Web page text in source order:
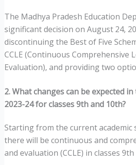
The Madhya Pradesh Education
significant decision on August 24,
discontinuing the Best of Five
CCLE (Continuous Comprehensive
Evaluation), and providing two
2. What changes can be expected
2023-24 for classes 9th and 10th?
Starting from the current academic
there will be continuous and
and evaluation (CCLE) in classes